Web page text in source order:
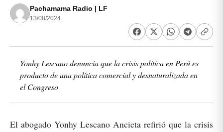
Pachamama Radio | LF
13/08/2024
Yonhy Lescano denuncia que la crisis política en Perú es
producto de una política comercial y desnaturalizada en
el Congreso
El abogado Yonhy Lescano Ancieta refirió que la crisis